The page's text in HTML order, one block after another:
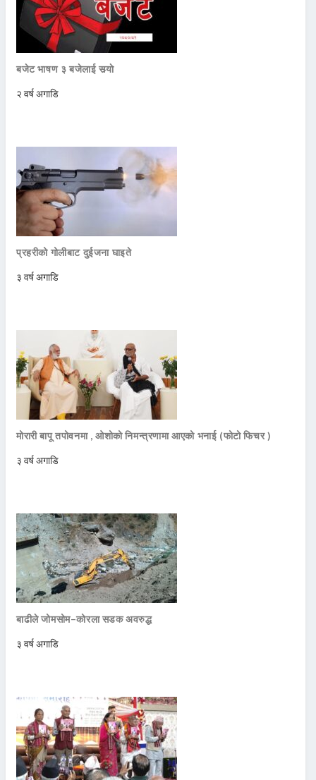
बजेट भाषण ३ बजेलाई सर्‍याे
२ वर्ष अगाडि
प्रहरीको गोलीबाट दुईजना घाइते
३ वर्ष अगाडि
मोरारी बापू तपोवनमा , ओशोको निमन्त्रणामा आएको भनाई (फोटो फिचर )
३ वर्ष अगाडि
बाढीले जोमसोम–कोरला सडक अवरुद्ध
३ वर्ष अगाडि